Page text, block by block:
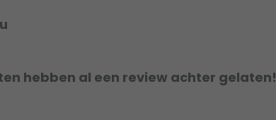
hebben al een review achter gelaten!